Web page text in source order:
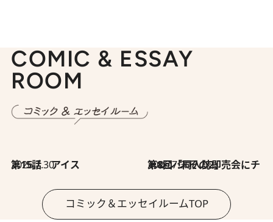
COMIC & ESSAY
ROOM
2026.7.30
第15話 アイス 2026.7.30
第8回「同人誌即売会にチャレンジ その2」
コミック＆エッセイルームTOP